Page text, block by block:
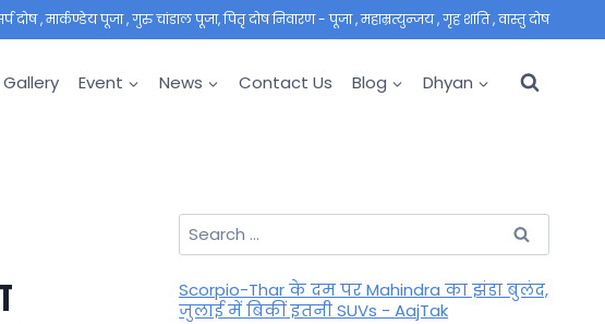
दोष , मार्कण्डेय पूजा , गुरु चांडाल पूजा, पितृ दोष निवारण - पूजा , महाम्रत्युन्जय , गृह शांति , वास्तु दोष
Gallery Event News Contact Us Blog Dhyan
Search
for:
Scorpio-Thar के दम पर Mahindra का झंडा बुलंद,
जुलाई में बिकीं इतनी SUVs - AajTak